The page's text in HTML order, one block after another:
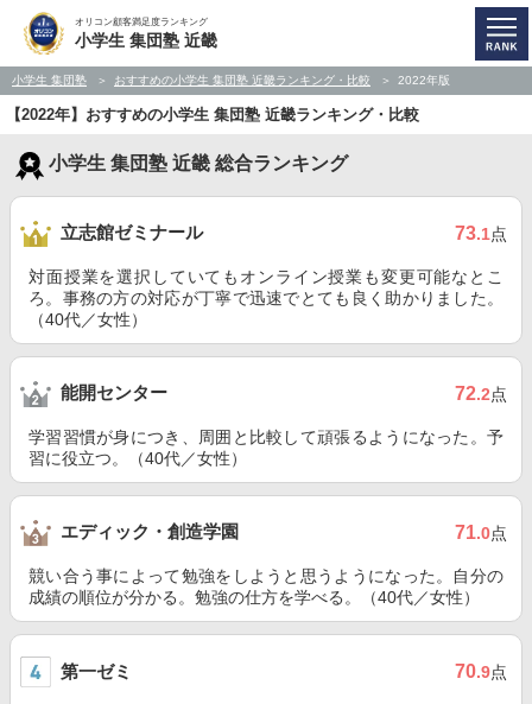
オリコン顧客満足度ランキング
小学生 集団塾 近畿
小学生 集団塾 おすすめの小学生 集団塾 近畿ランキング・比較 2022年版
【2022年】おすすめの小学生 集団塾 近畿ランキング・比較
小学生 集団塾 近畿 総合ランキング
立志館ゼミナール 73.1点
対面授業を選択していてもオンライン授業も変更可能なとこ
ろ。事務の方の対応が丁寧で迅速でとても良く助かりました。
（40代／女性）
能開センター 72.2点
学習習慣が身につき、周囲と比較して頑張るようになった。予
習に役立つ。（40代／女性）
エディック・創造学園 71.0点
競い合う事によって勉強をしようと思うようになった。自分の
成績の順位が分かる。勉強の仕方を学べる。（40代／女性）
第一ゼミ 70.9点